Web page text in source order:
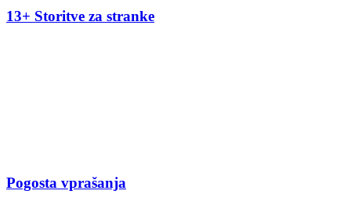
13+ Storitve za stranke
Pogosta vprašanja